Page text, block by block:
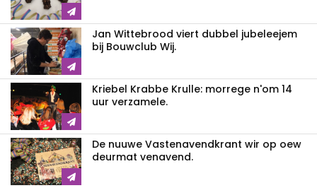
Jan Wittebrood viert dubbel jubeleejem
bij Bouwclub Wij.
Kriebel Krabbe Krulle: morrege n'om 14
uur verzamele.
De nuuwe Vastenavendkrant wir op oew
deurmat venavend.